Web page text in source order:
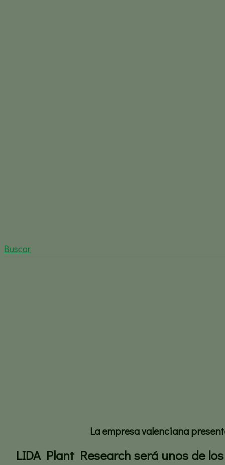
Buscar
La empresa valenciana
LIDA Plant Research será unos de